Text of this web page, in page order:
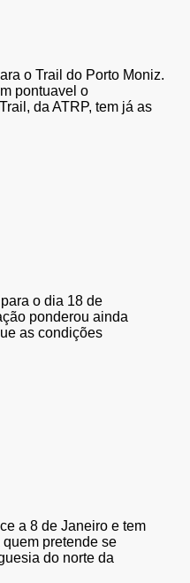
o Trail do Porto Moniz.
pontuavel o
da ATRP, tem já as
o dia 18 de
ponderou ainda
as condições
a 8 de Janeiro e tem
pretende se
do norte da